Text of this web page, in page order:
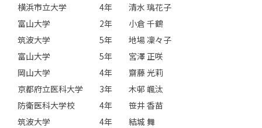
横浜市立大学 4年 清水 璃花子
富山大学 2年 小倉 千鶴
筑波大学 5年 地場 凜々子
富山大学 5年 宮澤 正咲
岡山大学 4年 齋藤 光莉
京都府立医科大学 3年 木邨 颯汰
防衛医科大学校 4年 笹井 香苗
筑波大学 4年 結城 舞